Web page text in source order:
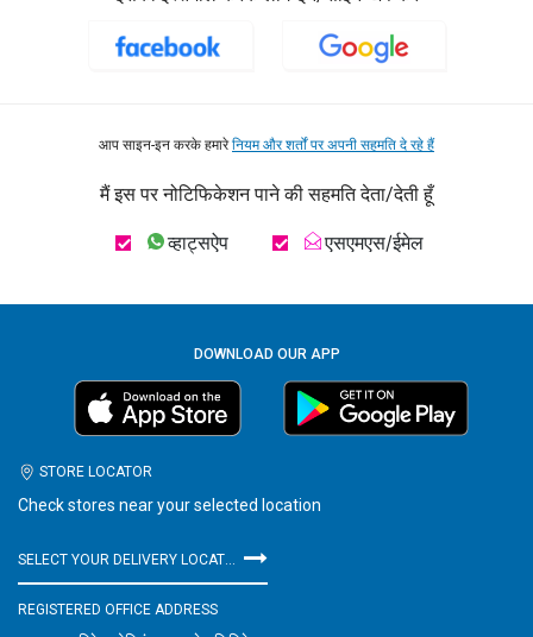
आप साइन-इन करके हमारेनियम और शर्तों पर अपनी सहमति दे रहे हैं
मैं इस पर नोटिफिकेशन पाने की सहमति देता/देती हूँ
व्हाट्सऐप एसएमएस/ईमेल
DOWNLOAD OUR APP
STORE LOCATOR
Check stores near your selected location
SELECT YOUR DELIVERY LOCATION
REGISTERED OFFICE ADDRESS